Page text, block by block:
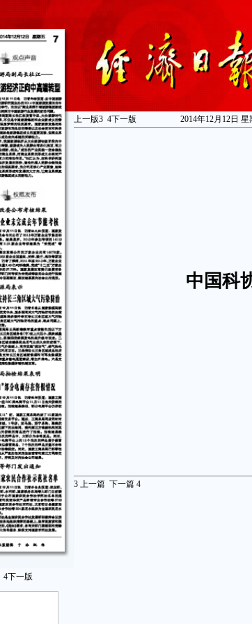
4下一版
上一版3 4下一版 2014年12月12日 星
中国科
3上一篇 下一篇 4